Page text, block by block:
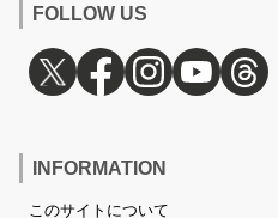
FOLLOW US
INFORMATION
このサイトについて